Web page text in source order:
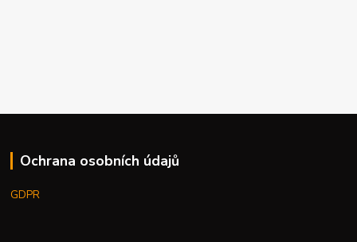
Ochrana osobních údajů
GDPR